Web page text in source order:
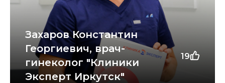
Захаров Константин
Георгиевич, врач-
гинеколог "Клиники
Эксперт Иркутск"
19